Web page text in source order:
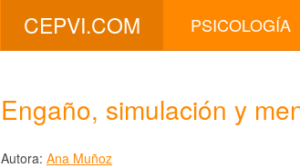
CEPVI.COM PSICOLOGÍA
Engaño, simulación y
Autora: Ana Muñoz